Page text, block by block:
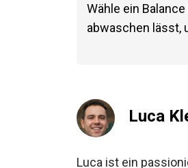
Wie pflege und